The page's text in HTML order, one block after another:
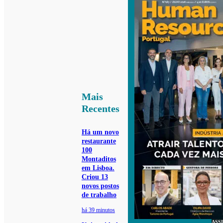
Mais
Recentes
Há um novo
restaurante
100
Montaditos
em Lisboa.
Criou 13
novos postos
de trabalho
há 39 minutos